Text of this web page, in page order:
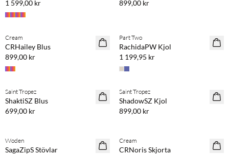
1 599,00 kr
899,00 kr
NYHET
Köp min. 2 & spara 20 %
Cream
CRHailey Blus
899,00 kr
NYHET
Part Two
RachidaPW Kjol
1 199,95 kr
NYHET
Köp min. 2 & spara 20 %
Saint Tropez
ShaktiSZ Blus
699,00 kr
NYHET
Köp min. 2 & spara 20 %
Saint Tropez
ShadowSZ Kjol
899,00 kr
Woden
SagaZipS Stövlar
NYHET
Cream
CRNoris Skjorta